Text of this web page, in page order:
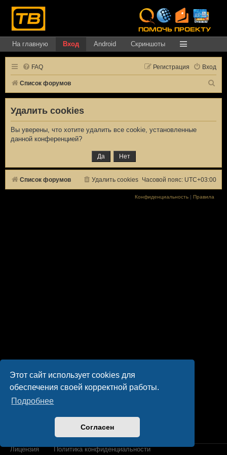
Этот сайт использует cookies для
обеспечения своей корректной работы.
Подробнее
Согласен
На главную Вход Android Скриншоты
FAQ Вход
Регистрация
Список форумов
с
Удалить cookies
Вы уверены, что хотите удалить все cookie, установленные
данной конференцией?
Список форумов Часовой пояс: UTC+03:00
Удалить cookies
Конфиденциальность | Правила
Лицензия Политика конфиденциальности